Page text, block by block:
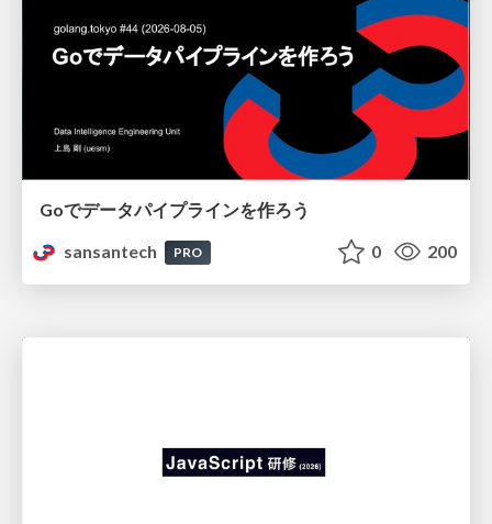
Goでデータパイプラインを作ろう
sansantech
PRO 0 200